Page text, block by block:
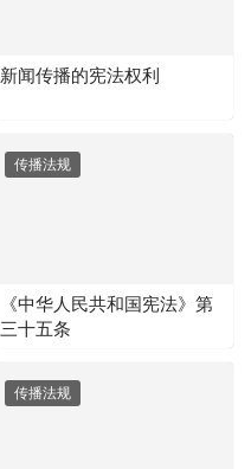
新闻传播的宪法权利
传播法规
《中华人民共和国宪法》第
三十五条
传播法规